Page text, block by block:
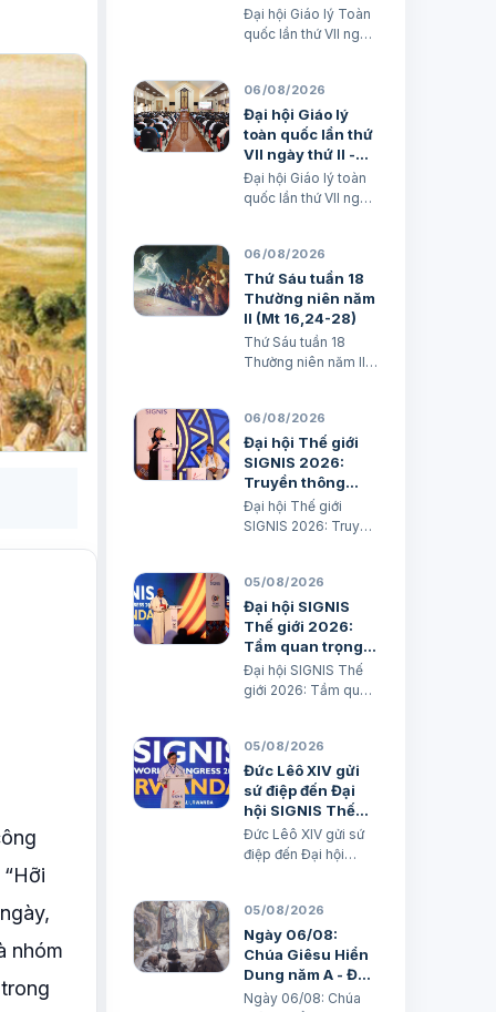
nhóm
Huấn giáo và Gia
đình trong nền
Đại hội Giáo lý Toàn
quốc lần thứ VII ngày
văn hoá kỹ thuật số
avatar Lm. Micae
Nguyễn Khắc Minh
06/08/2026
Đại hội Giáo lý
toàn quốc lần thứ
VII ngày thứ II -
Huấn giáo và khai
tâm nhiệm hiệp
Đại hội Giáo lý toàn
quốc lần thứ VII ngày
Lm. Micae Nguyễn
Khắc Minh
06/08/2026
Thứ Sáu tuần 18
Thường niên năm
II (Mt 16,24-28)
Thứ Sáu tuần 18
Thường niên năm II
& các tác giả Ngày
07/08/2026 “Người
ta sẽ lấy gì mà đổi
được sự sống mình”.
BÀI ĐỌC I (năm II): Nk
1, 15; 2, 2; 3, 1-3. 6-7
06/08/2026
Đại hội Thế giới
SIGNIS 2026:
Truyền thông
phục vụ hòa bình
Đại hội Thế giới
SIGNIS 2026: Truyền
dịch
05/08/2026
Đại hội SIGNIS
Thế giới 2026:
Tầm quan trọng
của Truyền thông
đối với Truyền
Đại hội SIGNIS Thế
giới 2026: Tầm quan
giáo Xuân Đại biên
dịch
05/08/2026
Đức Lêô XIV gửi
sứ điệp đến Đại
hội SIGNIS Thế
giới tại Rwanda
Đức Lêô XIV gửi sứ
điệp đến Đại hội
biên dịch Ngày
05/08/2026 Nguồn:
Vatican News Xuân
Đại biên dịch
TGPSG/Vatican
05/08/2026
Ngày 06/08:
Chúa Giêsu Hiển
Dung năm A - Đến
với Chúa (Mt 17,1-
Ngày 06/08: Chúa